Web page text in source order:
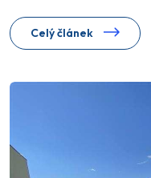
Celý článek